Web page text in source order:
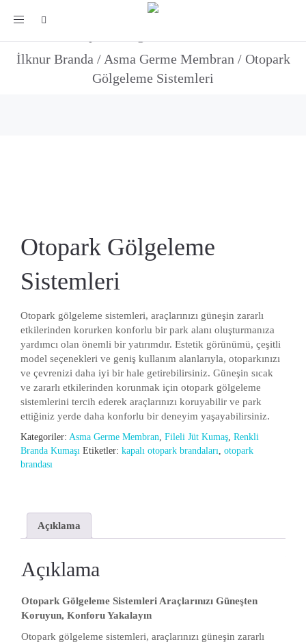
Toggle
İlknur Branda / Asma Germe Membran / Otopark
Gölgeleme Sistemleri
Otopark Gölgeleme
Sistemleri
Otopark gölgeleme sistemleri, araçlarınızı güneşin zararlı
etkilerinden korurken konforlu bir park alanı oluşturmanıza
yardımcı olan önemli bir yatırımdır. Estetik görünümü, çeşitli
model seçenekleri ve geniş kullanım alanlarıyla, otoparkınızı
ve çevrenizi daha iyi bir hale getirebilirsiniz. Güneşin sıcak
ve zararlı etkilerinden korunmak için otopark gölgeleme
sistemlerini tercih ederek araçlarınızı koruyabilir ve park
ettiğiniz yerde daha konforlu bir deneyim yaşayabilirsiniz.
Kategoriler: Asma Germe Membran, Fileli Jüt Kumaş, Renkli
Branda Kumaşı Etiketler: kapalı otopark brandaları, otopark
brandası
Açıklama
Açıklama
Otopark Gölgeleme Sistemleri Araçlarınızı Güneşten
Koruyun, Konforu Yakalayın
Otopark gölgeleme sistemleri, araçlarınızı güneşin zararlı